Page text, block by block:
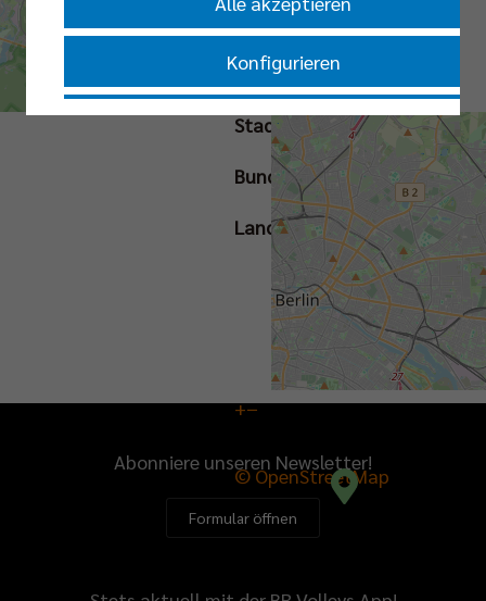
+−
© OpenStreetMap
Straße
Stadt
Bundesland
Land
Abonniere unseren Newsletter!
Formular öffnen
Konfigurieren
Nur essenzielle Cookies akzeptieren
|Datenschutzerklärung